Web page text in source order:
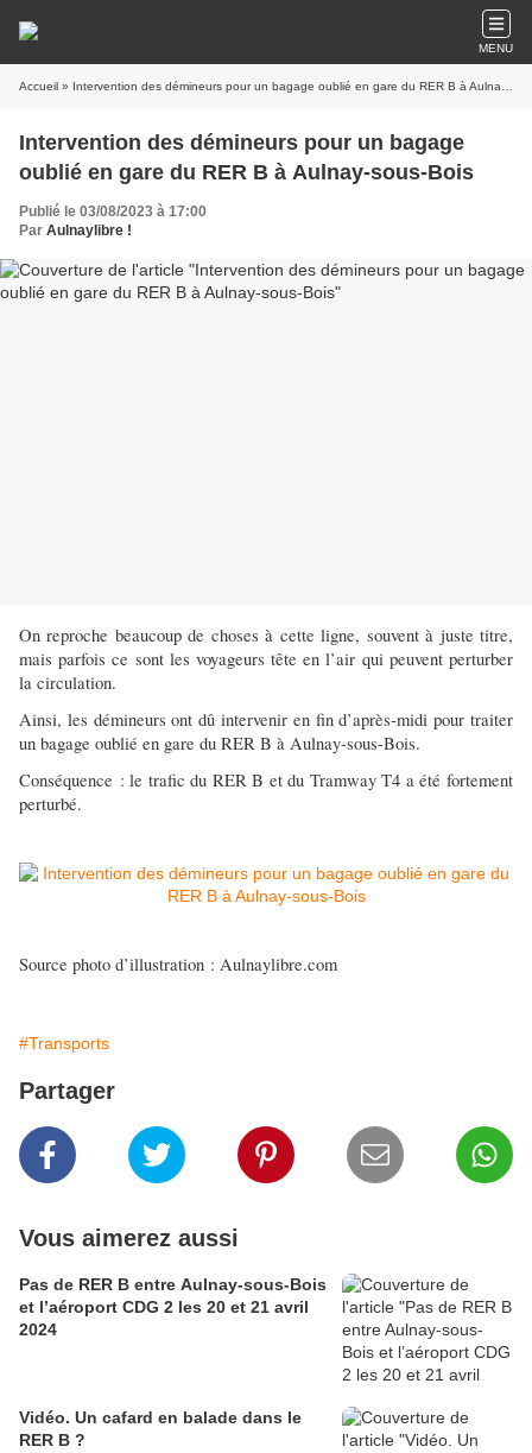
MENU
Accueil » Intervention des démineurs pour un bagage oublié en gare du RER B à Aulnay-sous-Bois
Intervention des démineurs pour un bagage
oublié en gare du RER B à Aulnay-sous-Bois
Publié le 03/08/2023 à 17:00
Par Aulnaylibre !
On reproche beaucoup de choses à cette ligne, souvent à juste titre,
mais parfois ce sont les voyageurs tête en l’air qui peuvent perturber
la circulation.
Ainsi, les démineurs ont dû intervenir en fin d’après-midi pour traiter
un bagage oublié en gare du RER B à Aulnay-sous-Bois.
Conséquence : le trafic du RER B et du Tramway T4 a été fortement
perturbé.
Source photo d’illustration : Aulnaylibre.com
#Transports
Partager
Vous aimerez aussi
Pas de RER B entre Aulnay-sous-Bois
et l’aéroport CDG 2 les 20 et 21 avril
2024
Vidéo. Un cafard en balade dans le
RER B ?